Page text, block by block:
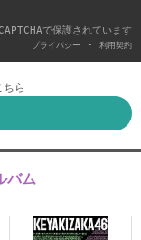
で保護されています
プライバシー - 利用契約
ら
バム